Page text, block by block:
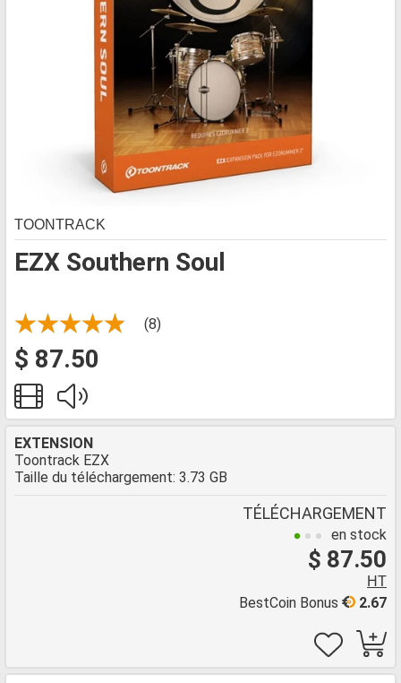
EZX Southern Soul
TOONTRACK
(8)
$ 87.50
EXTENSION
Toontrack EZX
Taille du téléchargement: 3.73 GB
TÉLÉCHARGEMENT
en stock
$ 87.50
HT
2.67
BestCoin Bonus